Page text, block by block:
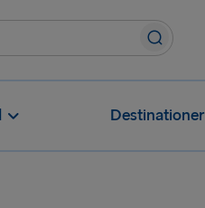
Destinationer